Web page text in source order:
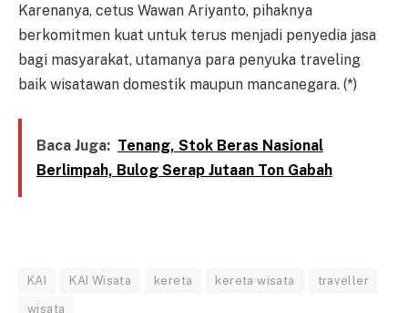
Karenanya, cetus Wawan Ariyanto, pihaknya
berkomitmen kuat untuk terus menjadi penyedia jasa
bagi masyarakat, utamanya para penyuka traveling
baik wisatawan domestik maupun mancanegara. (*)
Baca Juga: Tenang, Stok Beras Nasional
Berlimpah, Bulog Serap Jutaan Ton Gabah
KAI KAI Wisata kereta kereta wisata traveller
wisata